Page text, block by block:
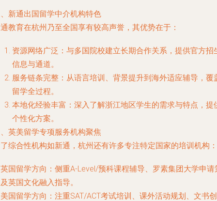
新通出国留学中介机构特色
教育在杭州乃至全国享有较高声誉，其优势在于：
资源网络广泛：与多国院校建立长期合作关系，提供官方招
信息与通道。
服务链条完整：从语言培训、背景提升到海外适应辅导，覆
留学全过程。
本地化经验丰富：深入了解浙江地区学生的需求与特点，提
个性化方案。
英美留学专项服务机构聚焦
综合性机构如新通，杭州还有许多专注特定国家的培训机构：
国留学方向：侧重A-Level/预科课程辅导、罗素集团大学申请
英国文化融入指导。
国留学方向：注重SAT/ACT考试培训、课外活动规划、文书创